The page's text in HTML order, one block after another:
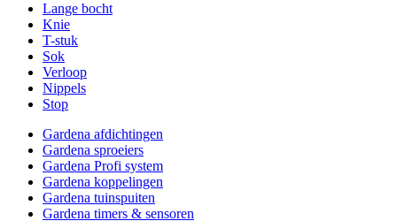
Lange bocht
Knie
T-stuk
Sok
Verloop
Nippels
Stop
Gardena afdichtingen
Gardena sproeiers
Gardena Profi system
Gardena koppelingen
Gardena tuinspuiten
Gardena timers & sensoren